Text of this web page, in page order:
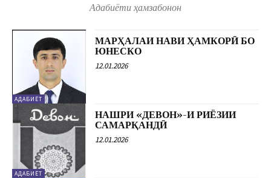
Адабиёти ҳамзабонон
АДАБИЁТ
МАРҲАЛАИ НАВИ ҲАМКОРӢ БО
ЮНЕСКО
12.01.2026
АДАБИЁТ
НАШРИ «ДЕВОН»-И РИЁЗИИ
САМАРҚАНДӢ
12.01.2026